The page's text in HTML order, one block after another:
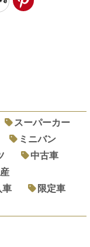
スーパーカー
ミニバン
中古車
車
限定車